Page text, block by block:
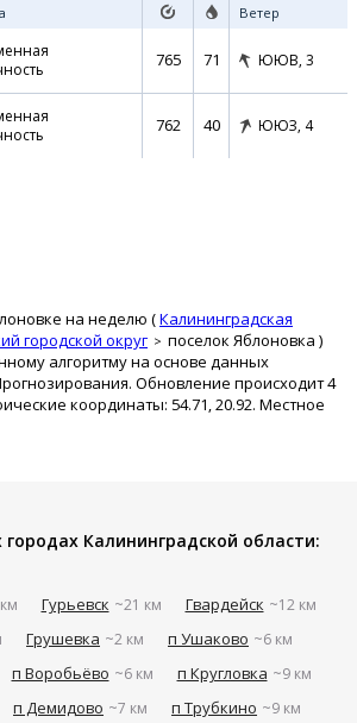
Ветер
765 71 ЮЮВ, 3
762 40 ЮЮЗ, 4
на неделю (Калининградская
городской округ поселок Яблоновка )
алгоритму на основе данных
Обновление происходит 4
координаты: 54.71, 20.92. Местное
городах Калининградской области:
Гурьевск ~21 км Гвардейск ~12 км
Грушевка ~2 км п Ушаково ~6 км
п Воробьёво ~6 км п Кругловка ~9 км
п Демидово ~7 км п Трубкино ~9 км